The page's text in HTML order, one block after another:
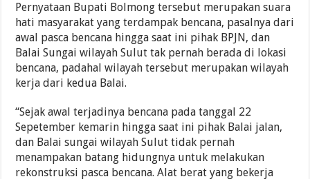
Pernyataan Bupati Bolmong tersebut merupakan suara
hati masyarakat yang terdampak bencana, pasalnya dari
awal pasca bencana hingga saat ini pihak BPJN, dan
Balai Sungai wilayah Sulut tak pernah berada di lokasi
bencana, padahal wilayah tersebut merupakan wilayah
kerja dari kedua Balai.
“Sejak awal terjadinya bencana pada tanggal 22
Sepetember kemarin hingga saat ini pihak Balai jalan,
dan Balai sungai wilayah Sulut tidak pernah
menampakan batang hidungnya untuk melakukan
rekonstruksi pasca bencana. Alat berat yang bekerja